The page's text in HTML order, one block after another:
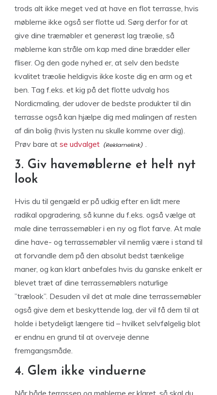
trods alt ikke meget ved at have en flot terrasse, hvis
møblerne ikke også ser flotte ud. Sørg derfor for at
give dine træmøbler et generøst lag træolie, så
møblerne kan stråle om kap med dine brædder eller
fliser. Og den gode nyhed er, at selv den bedste
kvalitet træolie heldigvis ikke koste dig en arm og et
ben. Tag f.eks. et kig på det flotte udvalg hos
Nordicmaling, der udover de bedste produkter til din
terrasse også kan hjælpe dig med malingen af resten
af din bolig (hvis lysten nu skulle komme over dig).
Prøv bare at se udvalget .
3. Giv havemøblerne et helt nyt
look
Hvis du til gengæld er på udkig efter en lidt mere
radikal opgradering, så kunne du f.eks. også vælge at
male dine terrassemøbler i en ny og flot farve. At male
dine have- og terrassemøbler vil nemlig være i stand til
at forvandle dem på den absolut bedst tænkelige
maner, og kan klart anbefales hvis du ganske enkelt er
blevet træt af dine terrassemøblers naturlige
”trælook”. Desuden vil det at male dine terrassemøbler
også give dem et beskyttende lag, der vil få dem til at
holde i betydeligt længere tid – hvilket selvfølgelig blot
er endnu en grund til at overveje denne
fremgangsmåde.
4. Glem ikke vinduerne
Når både terrassen og møblerne er klaret, så skal du